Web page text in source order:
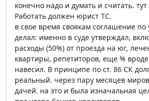
конечно надо и думать и считать.
Работать должен юрист ТС.
в свое время своякам соглашение по
делал: именно в суде утверждал,
расходы (50%) от проезда на юг,
квартиры, репетиторов, еще %
навесил. В принципе по ст. 86 СК
реальный. через пару месяцев
дачей. на это и была изначальная